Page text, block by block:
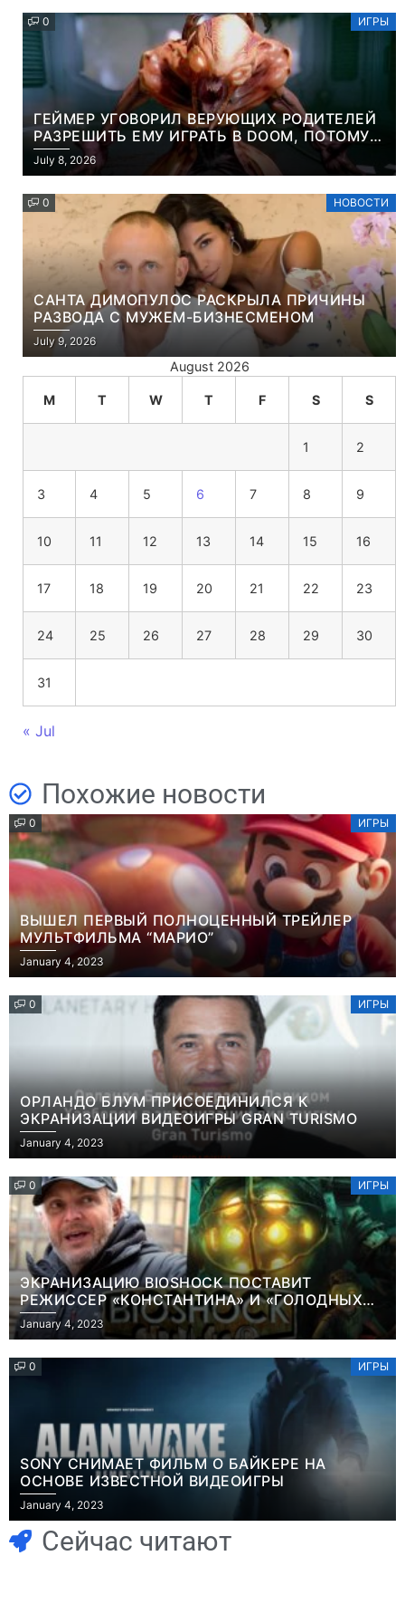
0 ИГРЫ
ГЕЙМЕР УГОВОРИЛ ВЕРУЮЩИХ РОДИТЕЛЕЙ
РАЗРЕШИТЬ ЕМУ ИГРАТЬ В DOOM, ПОТОМУ
ЧТО ЭТО ХРИСТИАНСКАЯ ИГРА ПРО
УБИЙСТВО ДЕМОНОВ
July 8, 2026
0 НОВОСТИ
САНТА ДИМОПУЛОС РАСКРЫЛА ПРИЧИНЫ
РАЗВОДА С МУЖЕМ-БИЗНЕСМЕНОМ
July 9, 2026
August 2026
M T W T F S S
1 2
3 4 5 6 7 8 9
10 11 12 13 14 15 16
17 18 19 20 21 22 23
24 25 26 27 28 29 30
31
« Jul
Похожие новости
0 ИГРЫ
ВЫШЕЛ ПЕРВЫЙ ПОЛНОЦЕННЫЙ ТРЕЙЛЕР
МУЛЬТФИЛЬМА “МАРИО”
January 4, 2023
0 ИГРЫ
ОРЛАНДО БЛУМ ПРИСОЕДИНИЛСЯ К
ЭКРАНИЗАЦИИ ВИДЕОИГРЫ GRAN TURISMO
January 4, 2023
0 ИГРЫ
ЭКРАНИЗАЦИЮ BIOSHOCK ПОСТАВИТ
РЕЖИССЕР «КОНСТАНТИНА» И «ГОЛОДНЫХ
ИГР»
January 4, 2023
0 ИГРЫ
SONY СНИМАЕТ ФИЛЬМ О БАЙКЕРЕ НА
ОСНОВЕ ИЗВЕСТНОЙ ВИДЕОИГРЫ
January 4, 2023
Сейчас читают
Игры
Геймеры
отменяют
Новичок-геймер